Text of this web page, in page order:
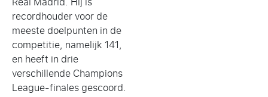
recordhouder voor de
meeste doelpunten in de
competitie, namelijk 141,
en heeft in drie
verschillende Champions
League-finales gescoord.